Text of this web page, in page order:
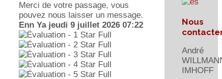
Nous
André
IMHOFF
Merci de votre passage, vous
pouvez nous laisser un message.
Enn Ya jeudi 9 juillet 2026 07:22